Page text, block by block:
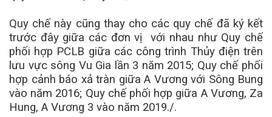
Quy chế này cũng thay cho các quy chế đã ký kết
trước đây giữa các đơn vị với nhau như Quy chế
phối hợp PCLB giữa các công trình Thủy điện trên
lưu vực sông Vu Gia lần 3 năm 2015; Quy chế phối
hợp cảnh báo xả tràn giữa A Vương với Sông Bung
vào năm 2016; Quy chế phối hợp giữa A Vương, Za
Hung, A Vương 3 vào năm 2019./.